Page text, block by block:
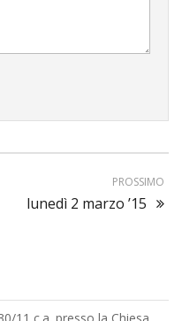
PROSSIMO
lunedì 2 marzo ’15